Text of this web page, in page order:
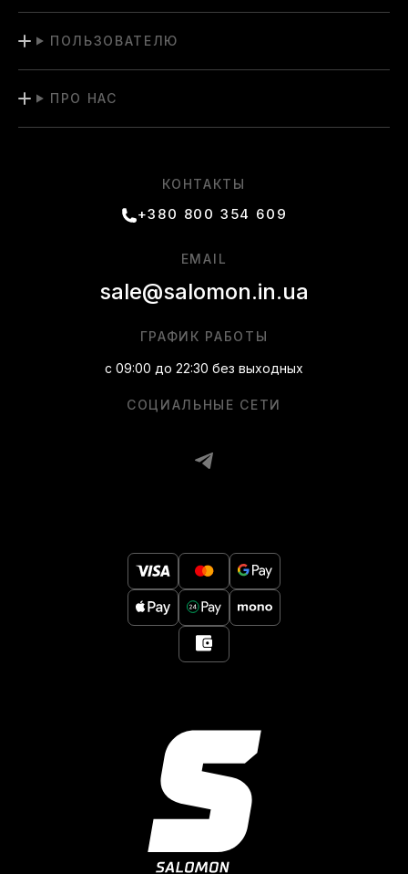
ПОЛЬЗОВАТЕЛЮ
ПРО НАС
КОНТАКТЫ
+380 800 354 609
СОЦИАЛЬНЫЕ СЕТИ
ГРАФИК РАБОТЫ
с 09:00 до 22:30 без выходных
EMAIL
sale@salomon.in.ua